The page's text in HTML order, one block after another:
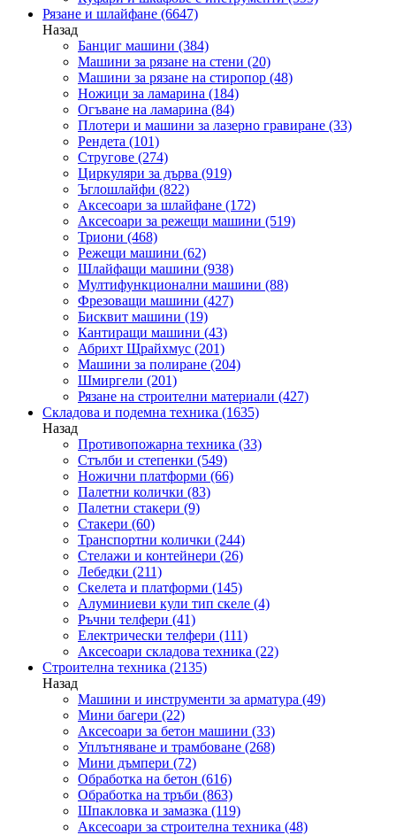
Рязане и шлайфане (6647)
Назад
Банциг машини (384)
Машини за рязане на стени (20)
Машини за рязане на стиропор (48)
Ножици за ламарина (184)
Огъване на ламарина (84)
Плотери и машини за лазерно гравиране (33)
Рендета (101)
Стругове (274)
Циркуляри за дърва (919)
Ъглошлайфи (822)
Аксесоари за шлайфане (172)
Аксесоари за режещи машини (519)
Триони (468)
Режещи машини (62)
Шлайфащи машини (938)
Мултифункционални машини (88)
Фрезоващи машини (427)
Бисквит машини (19)
Кантиращи машини (43)
Абрихт Щрайхмус (201)
Машини за полиране (204)
Шмиргели (201)
Рязане на строителни материали (427)
Складова и подемна техника (1635)
Назад
Противопожарна техника (33)
Стълби и степенки (549)
Ножични платформи (66)
Палетни колички (83)
Палетни стакери (9)
Стакери (60)
Транспортни колички (244)
Стелажи и контейнери (26)
Лебедки (211)
Скелета и платформи (145)
Алуминиеви кули тип скеле (4)
Ръчни телфери (41)
Електрически телфери (111)
Аксесоари складова техника (22)
Строителна техника (2135)
Назад
Машини и инструменти за арматура (49)
Мини багери (22)
Аксесоари за бетон машини (33)
Уплътняване и трамбоване (268)
Мини дъмпери (72)
Обработка на бетон (616)
Обработка на тръби (863)
Шпакловка и замазка (119)
Аксесоари за строителна техника (48)